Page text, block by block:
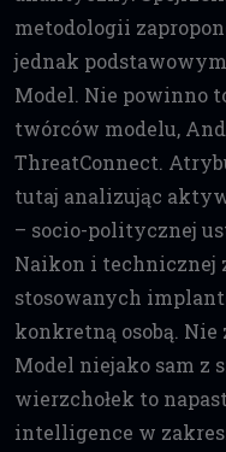
metodologii
jednak
Model. Nie powinno
twórców modelu,
ThreatConnect.
tutaj analizując
– socio-politycznej
Naikon i technicznej
stosowanych
konkretną osobą. Nie
Model niejako sam z
wierzchołek to
intelligence w